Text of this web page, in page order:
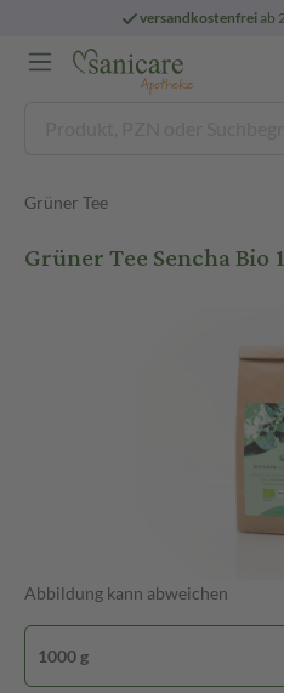
versandkostenfreiab
Grüner Tee
Grüner Tee Sencha Bio
Abbildung kann abweichen
1000 g